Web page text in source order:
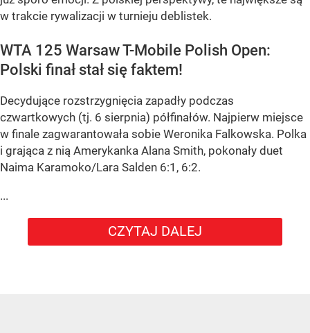
w trakcie rywalizacji w turnieju deblistek.
WTA 125 Warsaw T-Mobile Polish Open:
Polski finał stał się faktem!
Decydujące rozstrzygnięcia zapadły podczas
czwartkowych (tj. 6 sierpnia) półfinałów. Najpierw miejsce
w finale zagwarantowała sobie Weronika Falkowska. Polka
i grająca z nią Amerykanka Alana Smith, pokonały duet
Naima Karamoko/Lara Salden 6:1, 6:2.
...
CZYTAJ DALEJ